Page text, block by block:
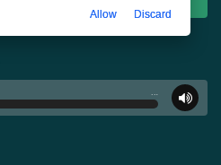
…
Allow Discard